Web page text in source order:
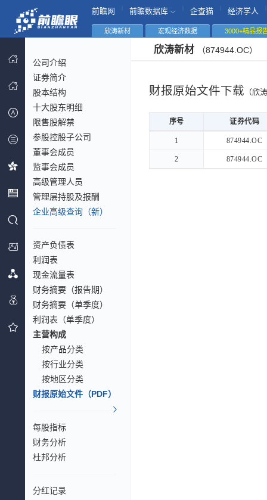
前瞻网 前瞻数据库 企查猫 经济学人
欣涛新材 宏观经济数据 3000+精品报
公司介绍
证券简介
股本结构
十大股东明细
限售股解禁
参股控股子公司
董事会成员
监事会成员
高级管理人员
管理层持股及报酬
企业高级查询（新）
资产负债表
利润表
现金流量表
财务摘要（报告期）
财务摘要（单季度）
利润表（单季度）
主营构成
按产品分类
按行业分类
按地区分类
财报原始文件（PDF）
每股指标
财务分析
杜邦分析
分红记录
欣涛新材 （874944.OC）
财报原始文件下载 （欣
序号
证券代码
序号
证券代码
1 874944.OC
2 874944.OC
序号
1
2